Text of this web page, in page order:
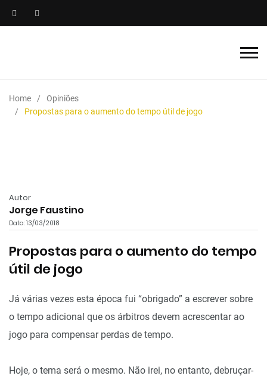
Home
Opiniões
Propostas para o aumento do tempo útil de jogo
Autor
Jorge Faustino
Data: 13/03/2018
Propostas para o aumento do tempo
útil de jogo
Já várias vezes esta época fui “obrigado” a escrever sobre
o tempo adicional que os árbitros devem acrescentar ao
jogo para compensar perdas de tempo.
Hoje, o tema será o mesmo. Não irei, no entanto, debruçar-